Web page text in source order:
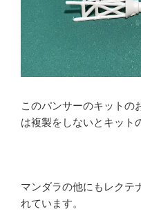
このパンサーのキットの
は複製をしないとキット
マンダラの他にもレクテ
れています。